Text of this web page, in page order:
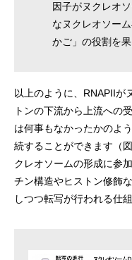
因子がヌクレオ
なヌクレオソー
かご」の役割を果
以上のように、RNAPIIが
トンの下流から上流への
は何事もなかったかのよ
続することができます（
クレオソームの形成に参
チン構造やヒストン修飾
しつつ転写が行われる仕